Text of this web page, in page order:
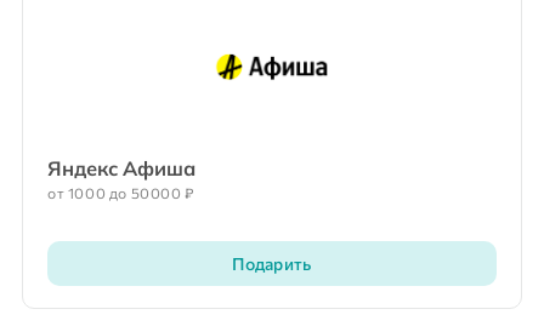
Яндекс Афиша
от 1000 до 50000 ₽
Подарить